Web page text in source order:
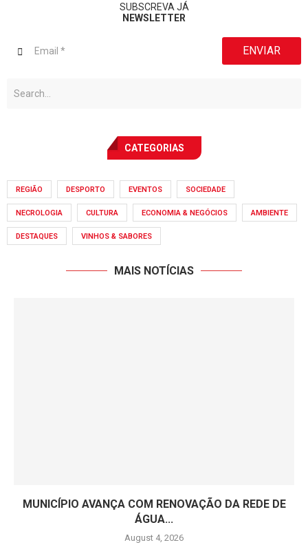
SUBSCREVA JÁ
NEWSLETTER
ENVIAR
CATEGORIAS
REGIÃO DESPORTO EVENTOS SOCIEDADE
NECROLOGIA CULTURA ECONOMIA & NEGÓCIOS AMBIENTE
DESTAQUES VINHOS & SABORES
MAIS NOTÍCIAS
MUNICÍPIO AVANÇA COM RENOVAÇÃO DA REDE DE
ÁGUA...
August 4, 2026